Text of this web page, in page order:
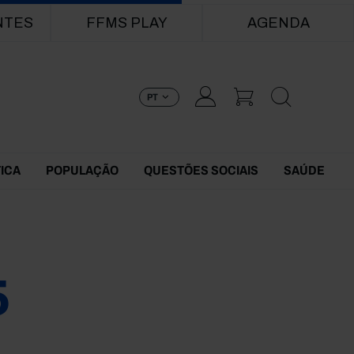
FFMS PLAY AGENDA
PT
POPULAÇÃO QUESTÕES SOCIAIS SAÚDE